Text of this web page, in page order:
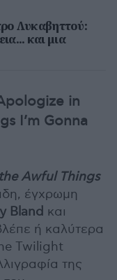
Λυκαβηττού:
και μια
in
I’m Gonna
Awful Things
έγχρωμη
Bland και
ή καλύτερα
Twilight
της